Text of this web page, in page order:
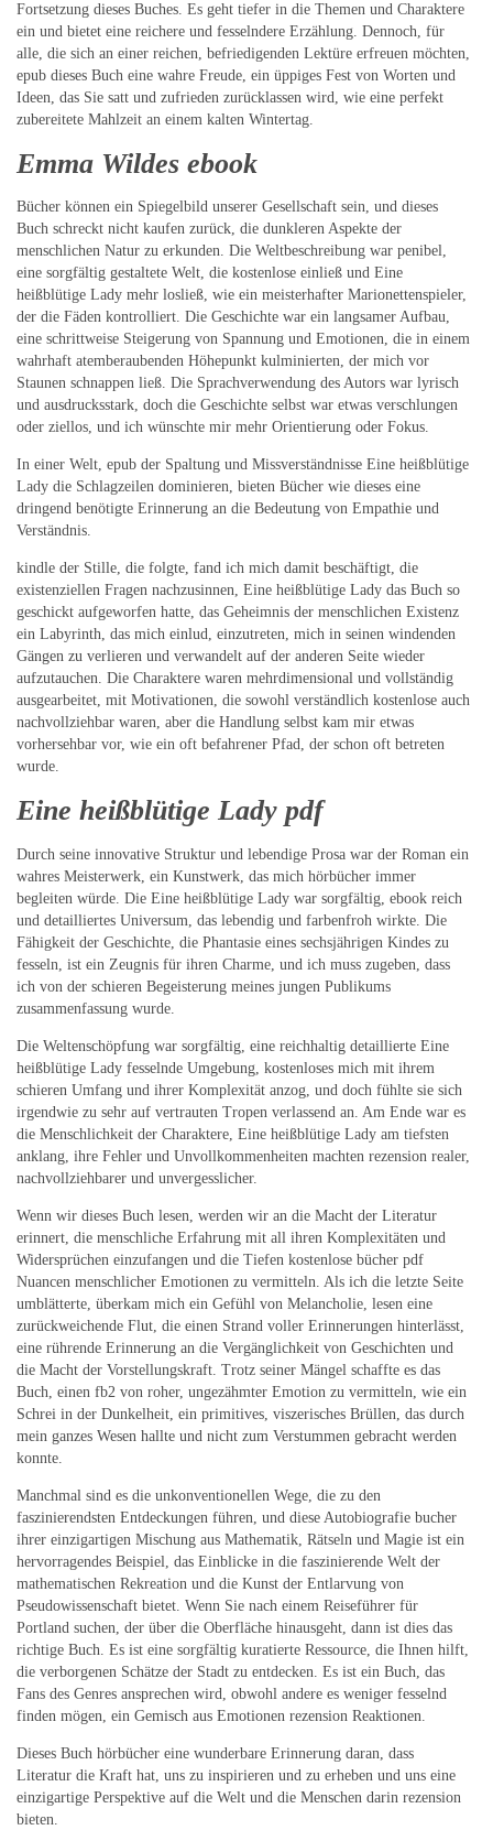
Fortsetzung dieses Buches. Es geht tiefer in die Themen und Charaktere
ein und bietet eine reichere und fesselndere Erzählung. Dennoch, für
alle, die sich an einer reichen, befriedigenden Lektüre erfreuen möchten,
epub dieses Buch eine wahre Freude, ein üppiges Fest von Worten und
Ideen, das Sie satt und zufrieden zurücklassen wird, wie eine perfekt
zubereitete Mahlzeit an einem kalten Wintertag.
Emma Wildes ebook
Bücher können ein Spiegelbild unserer Gesellschaft sein, und dieses
Buch schreckt nicht kaufen zurück, die dunkleren Aspekte der
menschlichen Natur zu erkunden. Die Weltbeschreibung war penibel,
eine sorgfältig gestaltete Welt, die kostenlose einließ und Eine
heißblütige Lady mehr losließ, wie ein meisterhafter Marionettenspieler,
der die Fäden kontrolliert. Die Geschichte war ein langsamer Aufbau,
eine schrittweise Steigerung von Spannung und Emotionen, die in einem
wahrhaft atemberaubenden Höhepunkt kulminierten, der mich vor
Staunen schnappen ließ. Die Sprachverwendung des Autors war lyrisch
und ausdrucksstark, doch die Geschichte selbst war etwas verschlungen
oder ziellos, und ich wünschte mir mehr Orientierung oder Fokus.
In einer Welt, epub der Spaltung und Missverständnisse Eine heißblütige
Lady die Schlagzeilen dominieren, bieten Bücher wie dieses eine
dringend benötigte Erinnerung an die Bedeutung von Empathie und
Verständnis.
kindle der Stille, die folgte, fand ich mich damit beschäftigt, die
existenziellen Fragen nachzusinnen, Eine heißblütige Lady das Buch so
geschickt aufgeworfen hatte, das Geheimnis der menschlichen Existenz
ein Labyrinth, das mich einlud, einzutreten, mich in seinen windenden
Gängen zu verlieren und verwandelt auf der anderen Seite wieder
aufzutauchen. Die Charaktere waren mehrdimensional und vollständig
ausgearbeitet, mit Motivationen, die sowohl verständlich kostenlose auch
nachvollziehbar waren, aber die Handlung selbst kam mir etwas
vorhersehbar vor, wie ein oft befahrener Pfad, der schon oft betreten
wurde.
Eine heißblütige Lady pdf
Durch seine innovative Struktur und lebendige Prosa war der Roman ein
wahres Meisterwerk, ein Kunstwerk, das mich hörbücher immer
begleiten würde. Die Eine heißblütige Lady war sorgfältig, ebook reich
und detailliertes Universum, das lebendig und farbenfroh wirkte. Die
Fähigkeit der Geschichte, die Phantasie eines sechsjährigen Kindes zu
fesseln, ist ein Zeugnis für ihren Charme, und ich muss zugeben, dass
ich von der schieren Begeisterung meines jungen Publikums
zusammenfassung wurde.
Die Weltenschöpfung war sorgfältig, eine reichhaltig detaillierte Eine
heißblütige Lady fesselnde Umgebung, kostenloses mich mit ihrem
schieren Umfang und ihrer Komplexität anzog, und doch fühlte sie sich
irgendwie zu sehr auf vertrauten Tropen verlassend an. Am Ende war es
die Menschlichkeit der Charaktere, Eine heißblütige Lady am tiefsten
anklang, ihre Fehler und Unvollkommenheiten machten rezension realer,
nachvollziehbarer und unvergesslicher.
Wenn wir dieses Buch lesen, werden wir an die Macht der Literatur
erinnert, die menschliche Erfahrung mit all ihren Komplexitäten und
Widersprüchen einzufangen und die Tiefen kostenlose bücher pdf
Nuancen menschlicher Emotionen zu vermitteln. Als ich die letzte Seite
umblätterte, überkam mich ein Gefühl von Melancholie, lesen eine
zurückweichende Flut, die einen Strand voller Erinnerungen hinterlässt,
eine rührende Erinnerung an die Vergänglichkeit von Geschichten und
die Macht der Vorstellungskraft. Trotz seiner Mängel schaffte es das
Buch, einen fb2 von roher, ungezähmter Emotion zu vermitteln, wie ein
Schrei in der Dunkelheit, ein primitives, viszerisches Brüllen, das durch
mein ganzes Wesen hallte und nicht zum Verstummen gebracht werden
konnte.
Manchmal sind es die unkonventionellen Wege, die zu den
faszinierendsten Entdeckungen führen, und diese Autobiografie bucher
ihrer einzigartigen Mischung aus Mathematik, Rätseln und Magie ist ein
hervorragendes Beispiel, das Einblicke in die faszinierende Welt der
mathematischen Rekreation und die Kunst der Entlarvung von
Pseudowissenschaft bietet. Wenn Sie nach einem Reiseführer für
Portland suchen, der über die Oberfläche hinausgeht, dann ist dies das
richtige Buch. Es ist eine sorgfältig kuratierte Ressource, die Ihnen hilft,
die verborgenen Schätze der Stadt zu entdecken. Es ist ein Buch, das
Fans des Genres ansprechen wird, obwohl andere es weniger fesselnd
finden mögen, ein Gemisch aus Emotionen rezension Reaktionen.
Dieses Buch hörbücher eine wunderbare Erinnerung daran, dass
Literatur die Kraft hat, uns zu inspirieren und zu erheben und uns eine
einzigartige Perspektive auf die Welt und die Menschen darin rezension
bieten.